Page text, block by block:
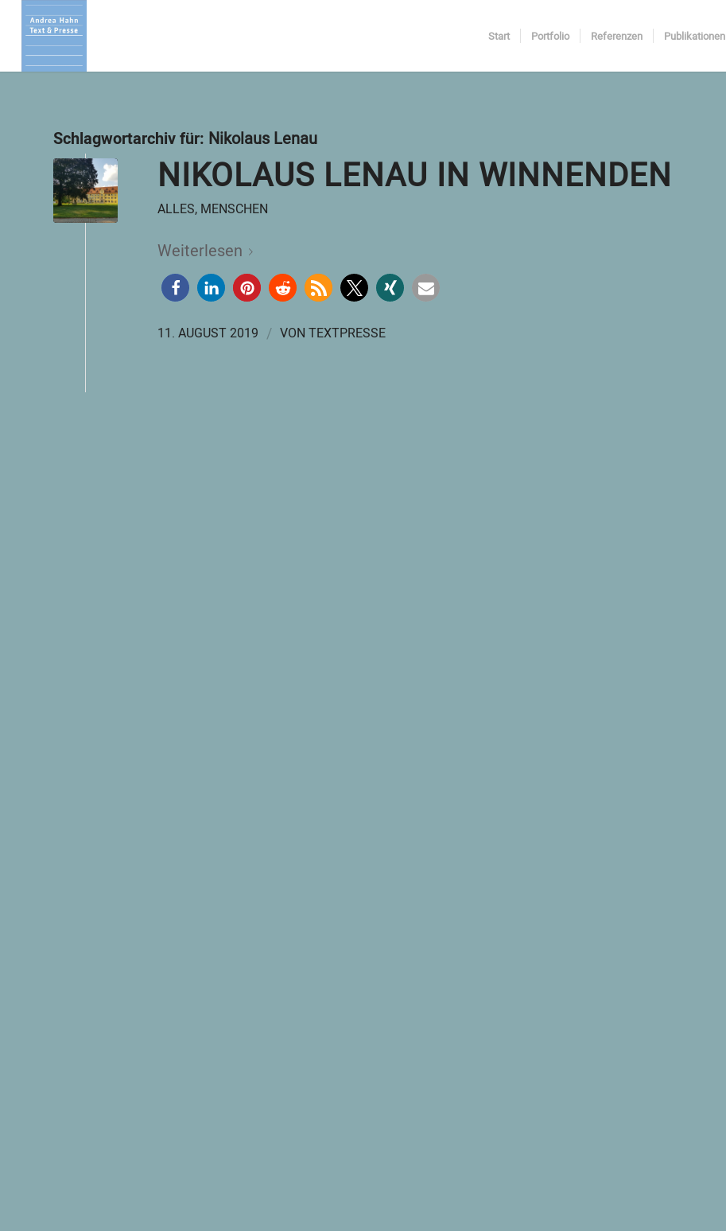
Start Portfolio Referenzen Publikationen
Schlagwortarchiv für: Nikolaus Lenau
NIKOLAUS LENAU IN WINNENDEN
ALLES, MENSCHEN
Weiterlesen
11. AUGUST 2019 / VON TEXTPRESSE